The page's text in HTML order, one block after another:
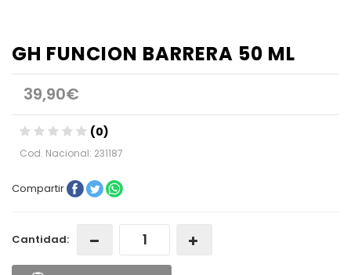
GH FUNCION BARRERA 50 ML
39,90€
(0)
Cod. Nacional: 231187
Compartir
Cantidad: